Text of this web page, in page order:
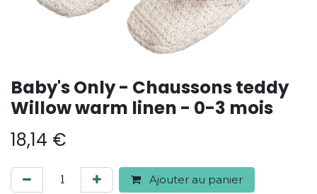
Baby's Only - Chaussons teddy
Willow warm linen - 0-3 mois
18,14 €
Ajouter au panier